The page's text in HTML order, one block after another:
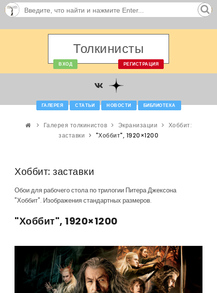
Толкинисты
ВХОД РЕГИСТРАЦИЯ
ГАЛЕРЕЯ СТАТЬИ НОВОСТИ БИБЛИОТЕКА
Галерея толкинистов Экранизации
Хоббит:
заставки
"Хоббит", 1920×1200
Хоббит: заставки
Обои для рабочего стола по трилогии Питера Джексона
"Хоббит". Изображения стандартных размеров.
"Хоббит", 1920×1200